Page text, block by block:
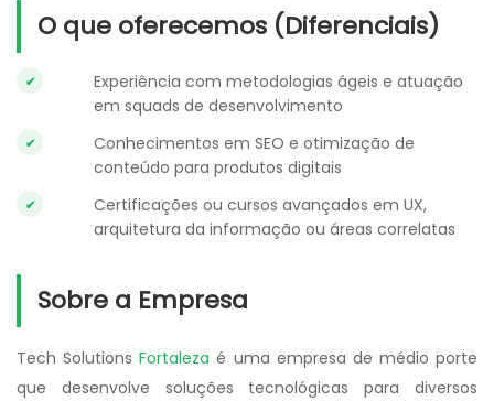
O que oferecemos (Diferenciais)
Experiência com metodologias ágeis e atuação
em squads de desenvolvimento
Conhecimentos em SEO e otimização de
conteúdo para produtos digitais
Certificações ou cursos avançados em UX,
arquitetura da informação ou áreas correlatas
Sobre a Empresa
Tech SolutionsFortaleza é uma empresa de médio porte
que desenvolve soluções tecnológicas para diversos